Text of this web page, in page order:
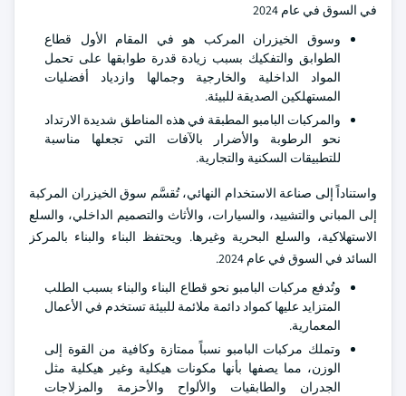
في السوق في عام 2024
وسوق الخيزران المركب هو في المقام الأول قطاع
الطوابق والتفكيك بسبب زيادة قدرة طوابقها على تحمل
المواد الداخلية والخارجية وجمالها وازدياد أفضليات
المستهلكين الصديقة للبيئة.
والمركبات البامبو المطبقة في هذه المناطق شديدة الارتداد
نحو الرطوبة والأضرار بالآفات التي تجعلها مناسبة
للتطبيقات السكنية والتجارية.
واستناداً إلى صناعة الاستخدام النهائي، تُقسَّم سوق الخيزران المركبة
إلى المباني والتشييد، والسيارات، والأثاث والتصميم الداخلي، والسلع
الاستهلاكية، والسلع البحرية وغيرها. ويحتفظ البناء والبناء بالمركز
السائد في السوق في عام 2024.
وتُدفع مركبات البامبو نحو قطاع البناء والبناء بسبب الطلب
المتزايد عليها كمواد دائمة ملائمة للبيئة تستخدم في الأعمال
المعمارية.
وتملك مركبات البامبو نسباً ممتازة وكافية من القوة إلى
الوزن، مما يصفها بأنها مكونات هيكلية وغير هيكلية مثل
الجدران والطابقيات والألواح والأحزمة والمزلاجات